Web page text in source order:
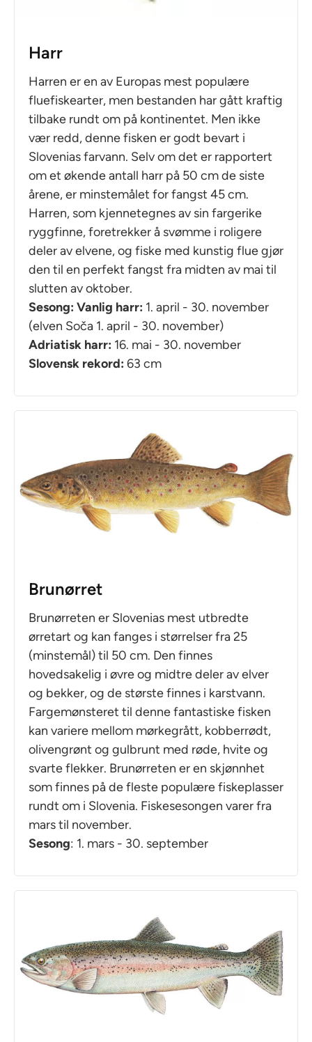
Harr
Harren er en av Europas mest populære
fluefiskearter, men bestanden har gått kraftig
tilbake rundt om på kontinentet. Men ikke
vær redd, denne fisken er godt bevart i
Slovenias farvann. Selv om det er rapportert
om et økende antall harr på 50 cm de siste
årene, er minstemålet for fangst 45 cm.
Harren, som kjennetegnes av sin fargerike
ryggfinne, foretrekker å svømme i roligere
deler av elvene, og fiske med kunstig flue gjør
den til en perfekt fangst fra midten av mai til
slutten av oktober.
Sesong: Vanlig harr: 1. april - 30. november
(elven Soča 1. april - 30. november)
Adriatisk harr: 16. mai - 30. november
Slovensk rekord: 63 cm
Brunørret
Brunørreten er Slovenias mest utbredte
ørretart og kan fanges i størrelser fra 25
(minstemål) til 50 cm. Den finnes
hovedsakelig i øvre og midtre deler av elver
og bekker, og de største finnes i karstvann.
Fargemønsteret til denne fantastiske fisken
kan variere mellom mørkegrått, kobberrødt,
olivengrønt og gulbrunt med røde, hvite og
svarte flekker. Brunørreten er en skjønnhet
som finnes på de fleste populære fiskeplasser
rundt om i Slovenia. Fiskesesongen varer fra
mars til november.
Sesong: 1. mars - 30. september